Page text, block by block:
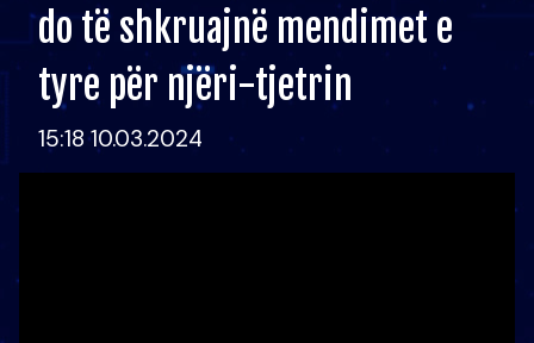
do të shkruajnë mendimet e
tyre për njëri-tjetrin
15:18 10.03.2024